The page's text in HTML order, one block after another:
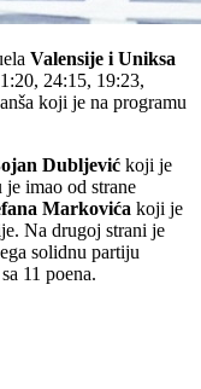
Valensije i Uniksa
24:15, 19:23,
koji je na programu
Dubljević koji je
imao od strane
Markovića koji je
Na drugoj strani je
solidnu partiju
sa 11 poena.